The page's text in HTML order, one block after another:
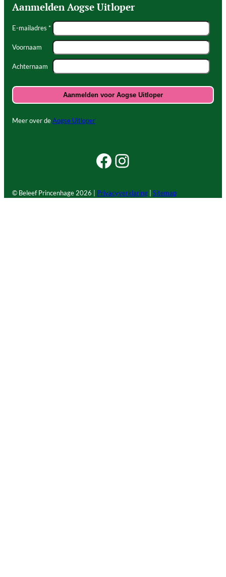
Aanmelden Aogse Uitloper
E-mailadres *
Voornaam
Achternaam
Meer over deAogse Uitloper
Facebook Beleef Princenhage
Instagram Beleef Princenhage
© Beleef Princenhage2026 | Privacyverklaring Sitemap